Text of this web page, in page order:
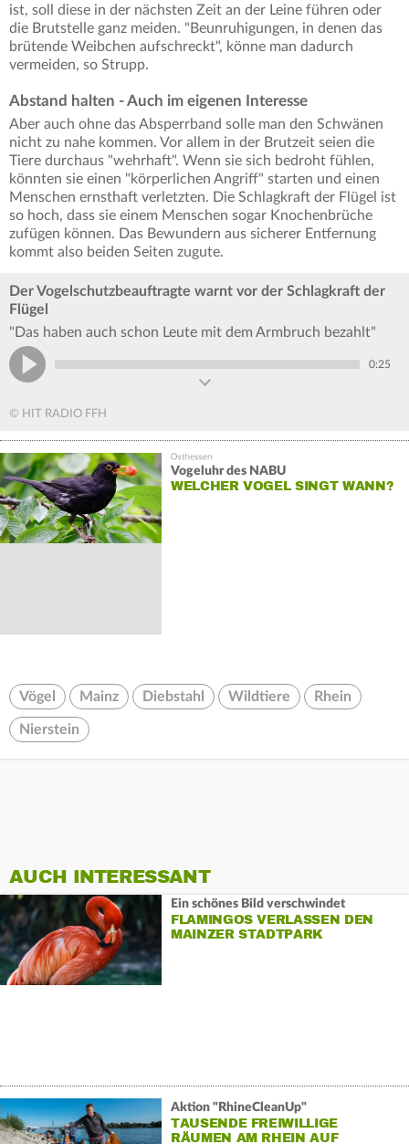
ist, soll diese in der nächsten Zeit an der Leine führen oder
die Brutstelle ganz meiden. "Beunruhigungen, in denen das
brütende Weibchen aufschreckt", könne man dadurch
vermeiden, so Strupp.
Abstand halten - Auch im eigenen Interesse
Aber auch ohne das Absperrband solle man den Schwänen
nicht zu nahe kommen. Vor allem in der Brutzeit seien die
Tiere durchaus "wehrhaft". Wenn sie sich bedroht fühlen,
könnten sie einen "körperlichen Angriff" starten und einen
Menschen ernsthaft verletzten. Die Schlagkraft der Flügel ist
so hoch, dass sie einem Menschen sogar Knochenbrüche
zufügen können. Das Bewundern aus sicherer Entfernung
kommt also beiden Seiten zugute.
Der Vogelschutzbeauftragte warnt vor der Schlagkraft der
Flügel
"Das haben auch schon Leute mit dem Armbruch bezahlt"
0:25
© HIT RADIO FFH
Vogeluhr des NABU
WELCHER VOGEL SINGT WANN?
Vögel Mainz Diebstahl Wildtiere Rhein
Nierstein
AUCH INTERESSANT
Ein schönes Bild verschwindet
FLAMINGOS VERLASSEN DEN
MAINZER STADTPARK
Aktion "RhineCleanUp"
TAUSENDE FREIWILLIGE
RÄUMEN AM RHEIN AUF